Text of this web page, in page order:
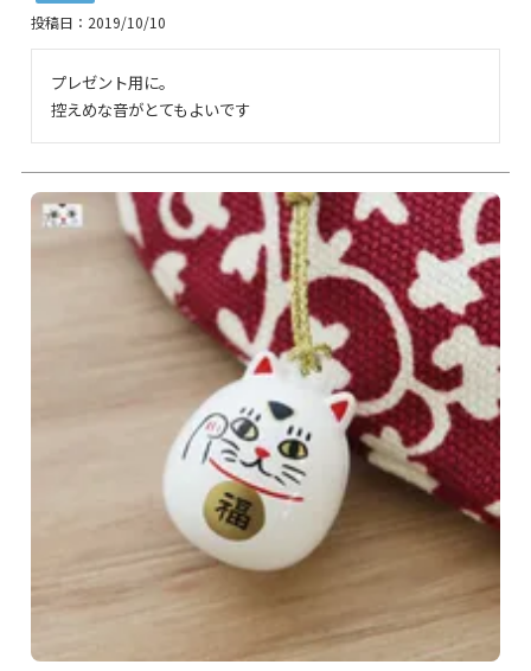
投稿日 2019/10/10
プレゼント用に。
控えめな音がとてもよいです